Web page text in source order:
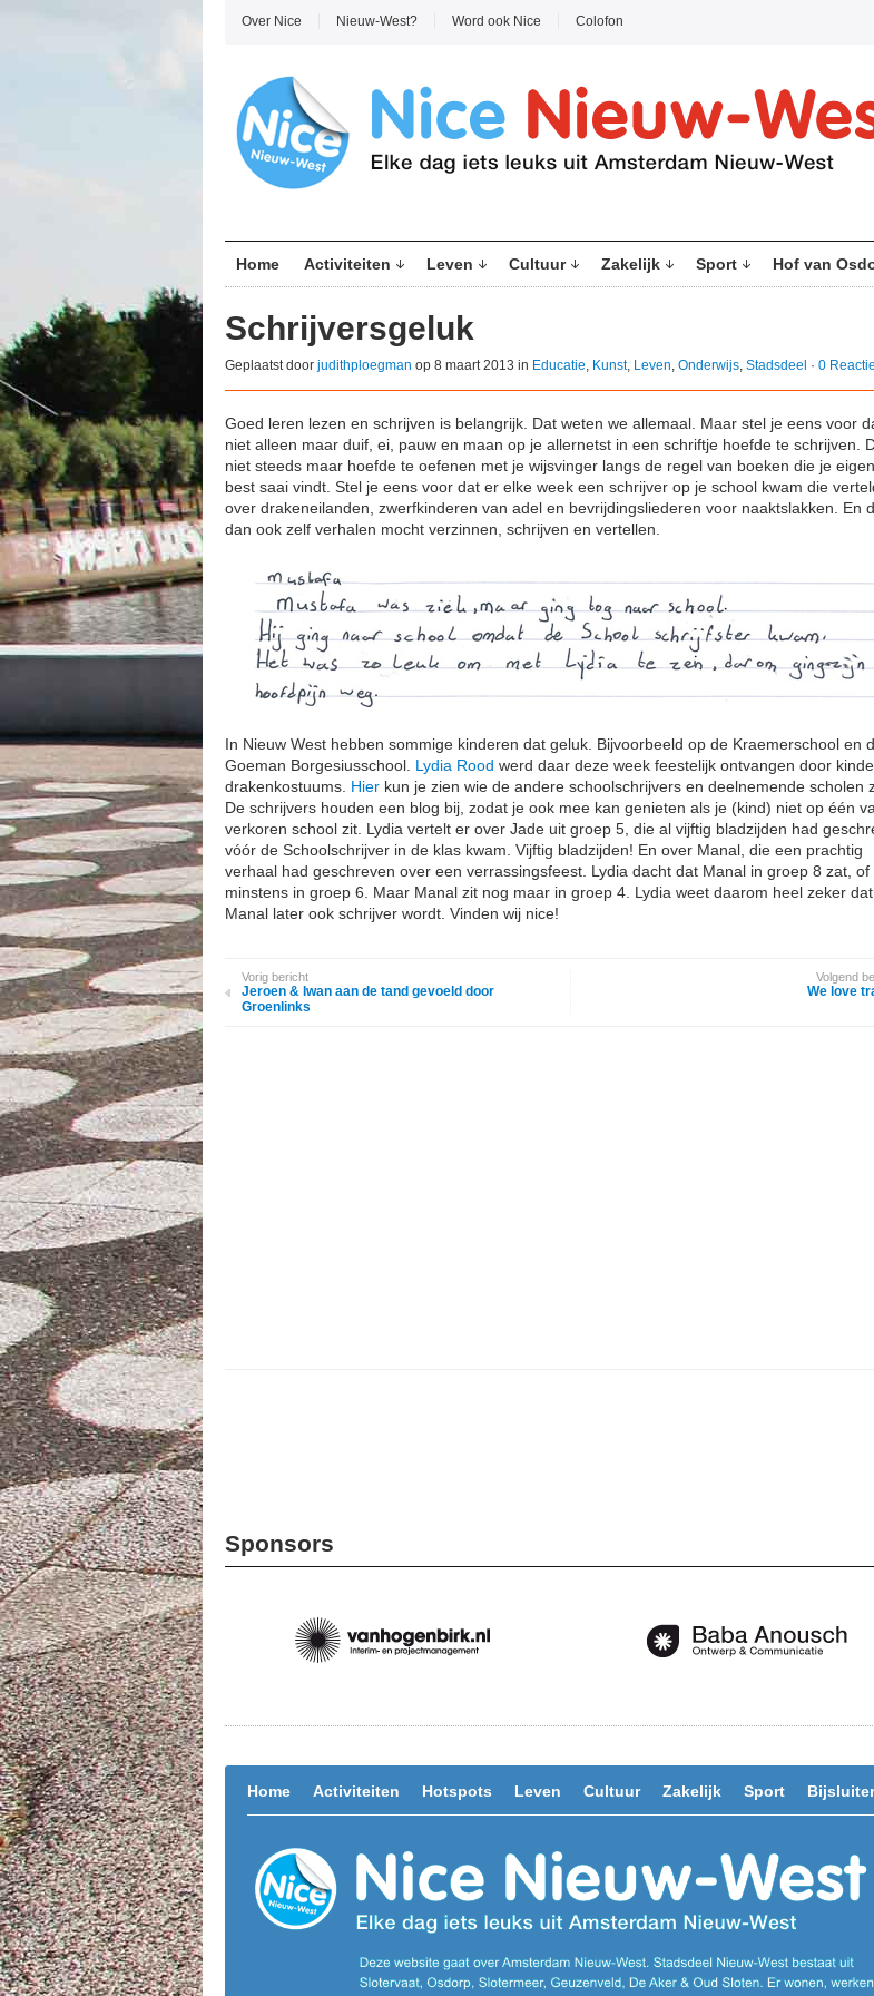
Over Nice Nieuw-West? Word ook Nice Colofon
Home Activiteiten Leven Cultuur Zakelijk Sport Hof van
Schrijversgeluk
Geplaatst door judithploegman op 8 maart 2013 in Educatie, Kunst, Leven, Onderwijs, Stadsdeel · 0
Goed leren lezen en schrijven is belangrijk. Dat weten we allemaal. Maar stel je eens voor
niet alleen maar duif, ei, pauw en maan op je allernetst in een schriftje hoefde te schrijven.
niet steeds maar hoefde te oefenen met je wijsvinger langs de regel van boeken die je
best saai vindt. Stel je eens voor dat er elke week een schrijver op je school kwam die
over drakeneilanden, zwerfkinderen van adel en bevrijdingsliederen voor naaktslakken. En
dan ook zelf verhalen mocht verzinnen, schrijven en vertellen.
In Nieuw West hebben sommige kinderen dat geluk. Bijvoorbeeld op de Kraemerschool en
Goeman Borgesiusschool. Lydia Rood werd daar deze week feestelijk ontvangen door
drakenkostuums. Hier kun je zien wie de andere schoolschrijvers en deelnemende scholen
De schrijvers houden een blog bij, zodat je ook mee kan genieten als je (kind) niet op één
verkoren school zit. Lydia vertelt er over Jade uit groep 5, die al vijftig bladzijden had
vóór de Schoolschrijver in de klas kwam. Vijftig bladzijden! En over Manal, die een prachtig
verhaal had geschreven over een verrassingsfeest. Lydia dacht dat Manal in groep 8 zat, of
minstens in groep 6. Maar Manal zit nog maar in groep 4. Lydia weet daarom heel zeker dat
Manal later ook schrijver wordt. Vinden wij nice!
Vorig bericht
Jeroen & Iwan aan de tand gevoeld door
Groenlinks
Volgend
We love
Sponsors
Home Activiteiten Hotspots Leven Cultuur Zakelijk Sport Bijsluiter